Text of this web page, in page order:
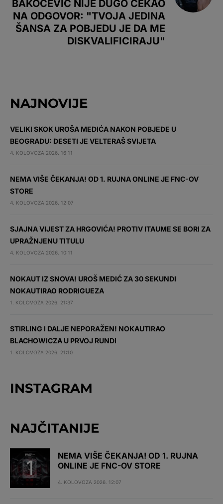
BAKOČEVIĆ NIJE DUGO ČEKAO
NA ODGOVOR: "TVOJA JEDINA
ŠANSA ZA POBJEDU JE DA ME
DISKVALIFICIRAJU"
NAJNOVIJE
VELIKI SKOK UROŠA MEDIĆA NAKON POBJEDE U
BEOGRADU: DESETI JE VELTERAŠ SVIJETA
4. KOLOVOZA 2026. 16:11
NEMA VIŠE ČEKANJA! OD 1. RUJNA ONLINE JE FNC-OV
STORE
4. KOLOVOZA 2026. 12:07
SJAJNA VIJEST ZA HRGOVIĆA! PROTIV ITAUME SE BORI ZA
UPRAŽNJENU TITULU
4. KOLOVOZA 2026. 10:11
NOKAUT IZ SNOVA! UROŠ MEDIĆ ZA 30 SEKUNDI
NOKAUTIRAO RODRIGUEZA
1. KOLOVOZA 2026. 21:37
STIRLING I DALJE NEPORAŽEN! NOKAUTIRAO
BLACHOWICZA U PRVOJ RUNDI
1. KOLOVOZA 2026. 21:10
INSTAGRAM
NAJČITANIJE
NEMA VIŠE ČEKANJA! OD 1. RUJNA
ONLINE JE FNC-OV STORE
4. KOLOVOZA 2026. 12:07